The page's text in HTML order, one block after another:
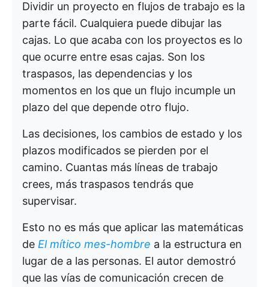
Dividir un proyecto en flujos de trabajo es la
parte fácil. Cualquiera puede dibujar las
cajas. Lo que acaba con los proyectos es lo
que ocurre entre esas cajas. Son los
traspasos, las dependencias y los
momentos en los que un flujo incumple un
plazo del que depende otro flujo.
Las decisiones, los cambios de estado y los
plazos modificados se pierden por el
camino. Cuantas más líneas de trabajo
crees, más traspasos tendrás que
supervisar.
Esto no es más que aplicar las matemáticas
de El mítico mes-hombre a la estructura en
lugar de a las personas. El autor demostró
que las vías de comunicación crecen de